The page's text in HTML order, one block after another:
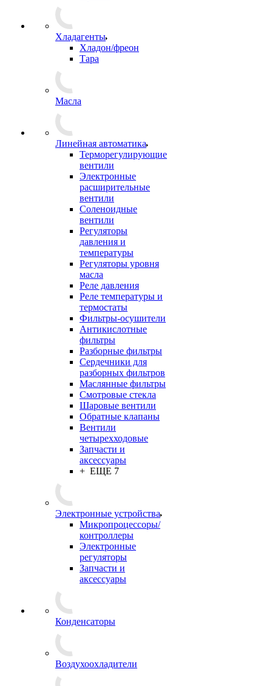
Хладагенты
Хладон/фреон
Тара
Масла
Линейная автоматика
Терморегулирующие
вентили
Электронные
расширительные
вентили
Соленоидные
вентили
Регуляторы
давления и
температуры
Регуляторы уровня
масла
Реле давления
Реле температуры и
термостаты
Фильтры-осушители
Антикислотные
фильтры
Разборные фильтры
Сердечники для
разборных фильтров
Маслянные фильтры
Смотровые стекла
Шаровые вентили
Обратные клапаны
Вентили
четырехходовые
Запчасти и
аксессуары
+ ЕЩЕ 7
Электронные устройства
Микропроцессоры/
контроллеры
Электронные
регуляторы
Запчасти и
аксессуары
Конденсаторы
Воздухоохладители